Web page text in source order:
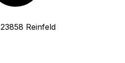
23858 Reinfeld